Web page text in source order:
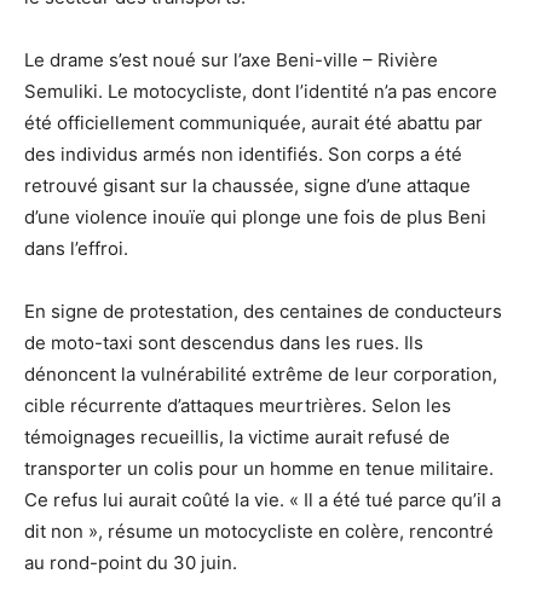
Le drame s’est noué sur l’axe Beni-ville – Rivière
Semuliki. Le motocycliste, dont l’identité n’a pas encore
été officiellement communiquée, aurait été abattu par
des individus armés non identifiés. Son corps a été
retrouvé gisant sur la chaussée, signe d’une attaque
d’une violence inouïe qui plonge une fois de plus Beni
dans l’effroi.
En signe de protestation, des centaines de conducteurs
de moto-taxi sont descendus dans les rues. Ils
dénoncent la vulnérabilité extrême de leur corporation,
cible récurrente d’attaques meurtrières. Selon les
témoignages recueillis, la victime aurait refusé de
transporter un colis pour un homme en tenue militaire.
Ce refus lui aurait coûté la vie. « Il a été tué parce qu’il a
dit non », résume un motocycliste en colère, rencontré
au rond-point du 30 juin.